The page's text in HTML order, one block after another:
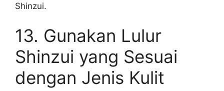
Shinzui.
13. Gunakan Lulur
Shinzui yang Sesuai
dengan Jenis Kulit